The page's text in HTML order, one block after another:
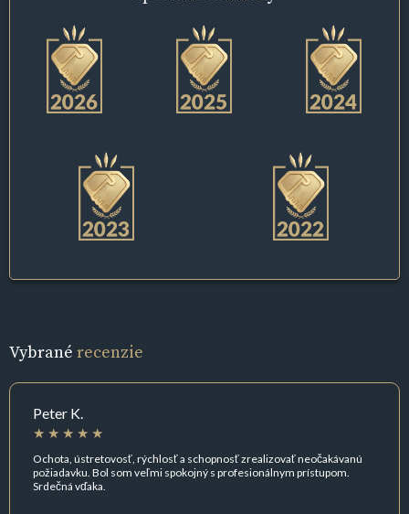
Vybrané recenzie
Peter K.
Ochota, ústretovosť, rýchlosť a schopnosť zrealizovať neočakávanú
požiadavku. Bol som veľmi spokojný s profesionálnym prístupom.
Srdečná vďaka.